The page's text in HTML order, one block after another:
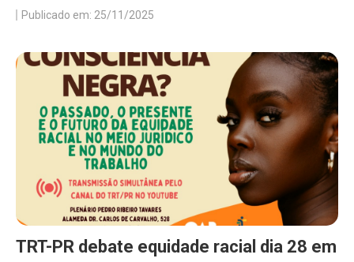
Publicado em: 25/11/2025
TRT-PR debate equidade racial dia 28 em